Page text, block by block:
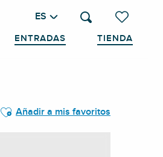
Voir les
Buscar
ES
ENTRADAS TIENDA
Ajouter aux favoris
Añadir a mis favoritos